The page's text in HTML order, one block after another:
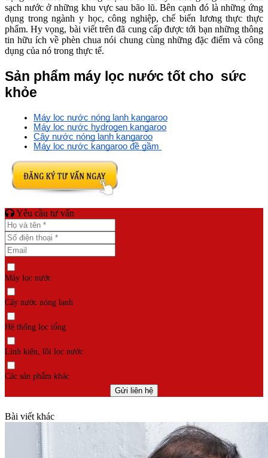
sạch nước ở những khu vực sau bão lũ. Bên cạnh đó là những ứng
dụng trong ngành y học, công nghiệp, chế biến lương thực thực
phẩm. Hy vọng, bài viết trên đã cung cấp được tới bạn những thông
tin hữu ích về phèn chua nói chung cùng những đặc điểm và công
dụng của nó trong thực tế.
Sản phẩm máy lọc nước tốt cho  sức
khỏe
Máy lọc nước nóng lạnh kangaroo
Máy lọc nước hydrogen kangaroo
Cây nước nóng lạnh kangaroo
Máy lọc nước kangaroo đề gầm
Yêu cầu tư vấn
Máy lọc nước
Cây nước nóng lạnh
Hệ thống lọc tổng
Linh kiện, lõi lọc nước
Các sản phẩm khác
Bài viết khác